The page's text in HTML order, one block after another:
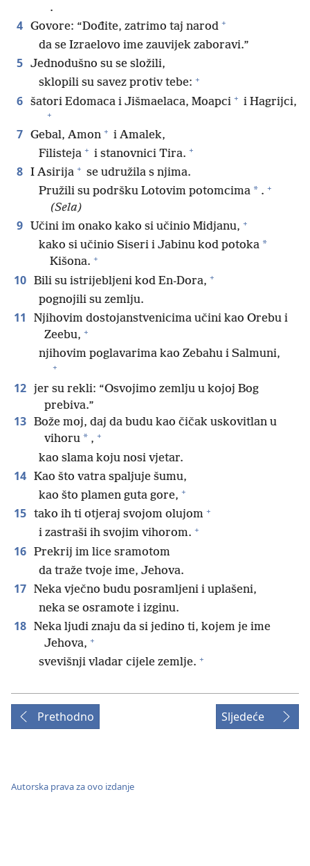
.
4 Govore: “Dođite, zatrimo taj narod +
da se Izraelovo ime zauvijek zaboravi.”
5 Jednodušno su se složili,
sklopili su savez protiv tebe: +
6 šatori Edomaca i Jišmaelaca, Moapci + i Hagrijci,
+
7 Gebal, Amon + i Amalek,
Filisteja + i stanovnici Tira. +
8 I Asirija + se udružila s njima.
Pružili su podršku Lotovim potomcima * . +
(Sela)
9 Učini im onako kako si učinio Midjanu, +
kako si učinio Siseri i Jabinu kod potoka *
Kišona. +
10 Bili su istrijebljeni kod En-Dora, +
pognojili su zemlju.
11
Njihovim dostojanstvenicima učini kao Orebu i
Zeebu, +
njihovim poglavarima kao Zebahu i Salmuni,
+
12 jer su rekli: “Osvojimo zemlju u kojoj Bog
prebiva.”
13 Bože moj, daj da budu kao čičak uskovitlan u
vihoru * , +
kao slama koju nosi vjetar.
14 Kao što vatra spaljuje šumu,
kao što plamen guta gore, +
15 tako ih ti otjeraj svojom olujom +
i zastraši ih svojim vihorom. +
16 Prekrij im lice sramotom
da traže tvoje ime, Jehova.
17 Neka vječno budu posramljeni i uplašeni,
neka se osramote i izginu.
18 Neka ljudi znaju da si jedino ti, kojem je ime
Jehova, +
svevišnji vladar cijele zemlje. +
Prethodno Sljedeće
Autorska prava za ovo izdanje